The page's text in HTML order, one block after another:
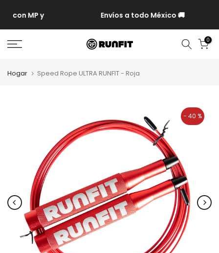
Envíos a todo México 🚚
0
Hogar Speed Rope ULTRA RUNFIT - Roja
- 40 %